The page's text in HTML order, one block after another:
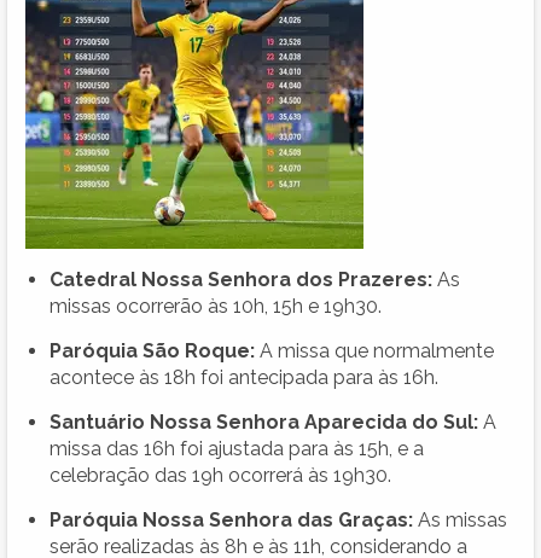
Catedral Nossa Senhora dos Prazeres: As
missas ocorrerão às 10h, 15h e 19h30.
Paróquia São Roque: A missa que normalmente
acontece às 18h foi antecipada para às 16h.
Santuário Nossa Senhora Aparecida do Sul: A
missa das 16h foi ajustada para às 15h, e a
celebração das 19h ocorrerá às 19h30.
Paróquia Nossa Senhora das Graças: As missas
serão realizadas às 8h e às 11h, considerando a